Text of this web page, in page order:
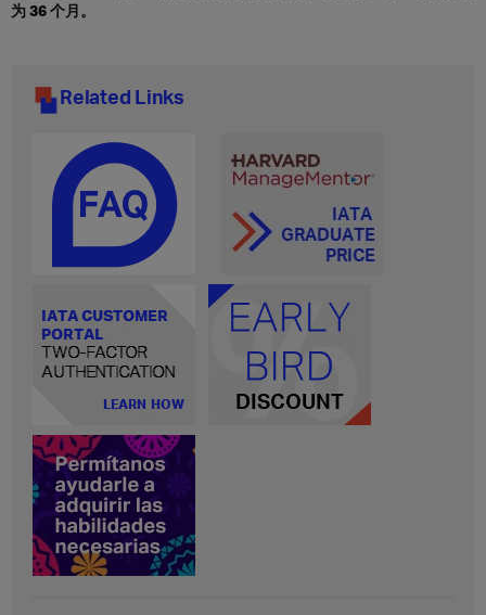
为 36 个月。
Related Links